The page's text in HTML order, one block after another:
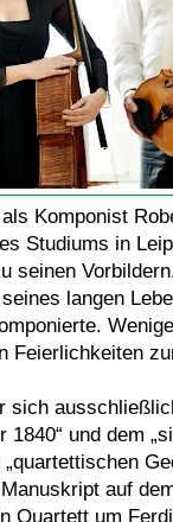
Komponist
Studiums in
seinen
langen
Feierlichkeiten
sich
und dem
auf
Quartett um